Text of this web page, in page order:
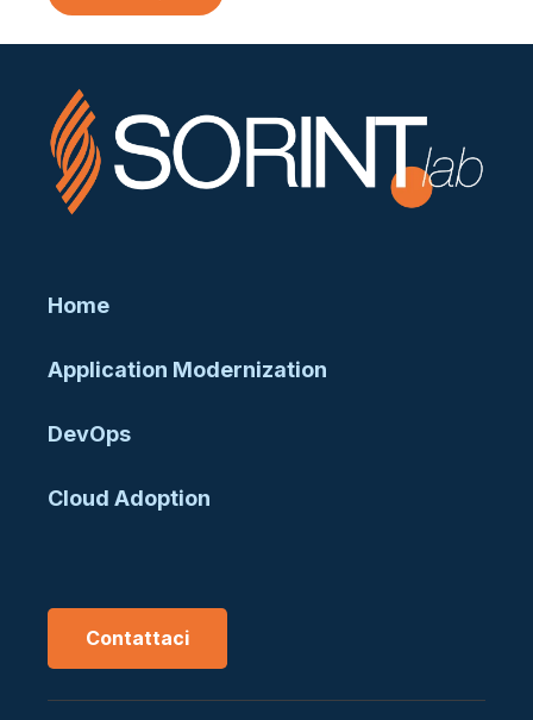
Home
Application Modernization
DevOps
Cloud Adoption
Contattaci